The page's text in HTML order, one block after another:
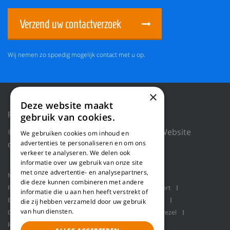
Verzend uw contactverzoek
Wij nemen zo spoedig mogelijk contact met u op.
Privacy Policy
Reset cookies
© 2026 WILLEMS BALING EQUIPMENT |
Website
door Blue Dragon Digital Technology.
Machines Product toepassingen
Over ons
Projecten
Service Schaaflijn
Bulk transport
Balenpersen
Robot handling
Pallet packaging
Contact
Refiner lijn voor het produceren van houtvezel
Refiner lijn voor het maken van houtvezel
Refiner
×
Deze website maakt
gebruik van cookies.
We gebruiken cookies om inhoud en
advertenties te personaliseren en om ons
verkeer te analyseren. We delen ook
informatie over uw gebruik van onze site
met onze advertentie- en analysepartners,
die deze kunnen combineren met andere
informatie die u aan hen heeft verstrekt of
die zij hebben verzameld door uw gebruik
van hun diensten.